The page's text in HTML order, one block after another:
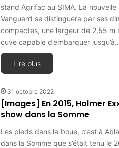
stand Agrifac au SIMA. La nouvelle
Vanguard se distinguera par ses
compactes, une largeur de 2,55 m
cuve capable d’embarquer
Lire plus
31 octobre 2022
[Images] En 2015, Holmer
show dans la Somme
Les pieds dans la boue, c’est à
dans la Somme que s’était tenu le